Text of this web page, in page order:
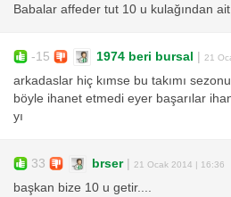
Babalar affeder tut 10 u kulağından
-15 1974 beri bursal | 21
arkadaslar hiç kımse bu takımı
böyle ihanet etmedi eyer başarılar
yı
33 brser| 21 Ocak 2014 | 16:36
başkan bize 10 u getir....